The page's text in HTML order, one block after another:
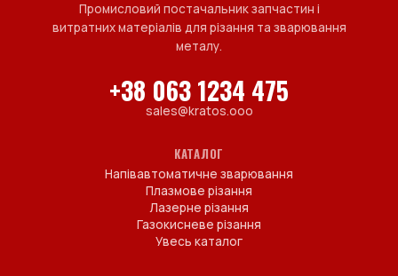
Промисловий постачальник запчастин і
витратних матеріалів для різання та зварювання
металу.
+38 063 1234 475
sales@kratos.ooo
КАТАЛОГ
Напівавтоматичне зварювання
Плазмове різання
Лазерне різання
Газокисневе різання
Увесь каталог